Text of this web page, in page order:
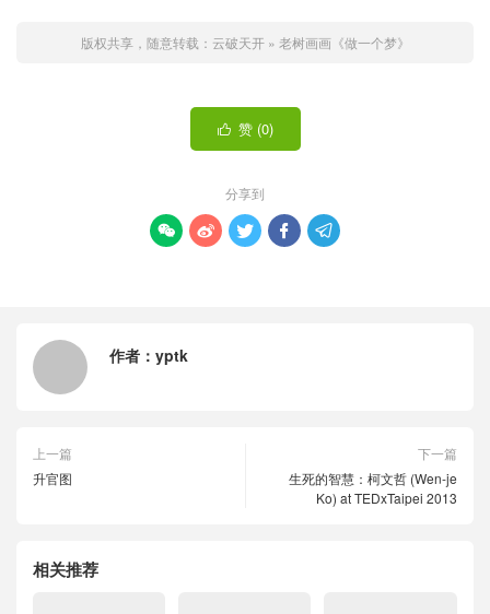
版权共享，随意转载： 云破天开» 老树画画《做一个梦》
 赞 (0)
分享到
    
作者： yptk
上一篇
升官图
下一篇
生死的智慧：柯文哲 (Wen-je
Ko) at TEDxTaipei 2013
相关推荐